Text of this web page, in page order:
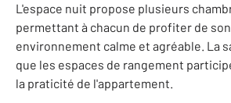
L'espace nuit propose plusieurs
permettant à chacun de profiter de
environnement calme et agréable. La
que les espaces de rangement
la praticité de l'appartement.